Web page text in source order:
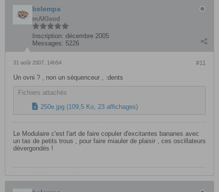
belempa
mAKleod
Inscription: décembre 2005
Messages: 5226
#11
31 août 2007, 14h54
Un ovni ? , non un séquenceur , :dents
Fichiers attachés
250e.jpg (109,5 Ko, 23 affichages)
Le Modulaire c'est l'art de faire copuler d'excitantes bananes avec
un tas de petits trous , pour faire miauler de plaisir , ces oscillateurs
dévergondés !